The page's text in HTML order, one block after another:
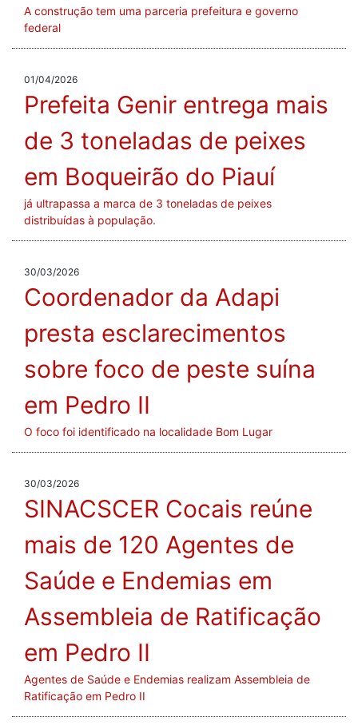
A construção tem uma parceria prefeitura e governo
federal
01/04/2026
Prefeita Genir entrega mais
de 3 toneladas de peixes
em Boqueirão do Piauí
já ultrapassa a marca de 3 toneladas de peixes
distribuídas à população.
30/03/2026
Coordenador da Adapi
presta esclarecimentos
sobre foco de peste suína
em Pedro II
O foco foi identificado na localidade Bom Lugar
30/03/2026
SINACSCER Cocais reúne
mais de 120 Agentes de
Saúde e Endemias em
Assembleia de Ratificação
em Pedro II
Agentes de Saúde e Endemias realizam Assembleia de
Ratificação em Pedro II